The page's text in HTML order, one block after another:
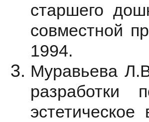
старшего
совместной
1994.
Муравьева
разработки